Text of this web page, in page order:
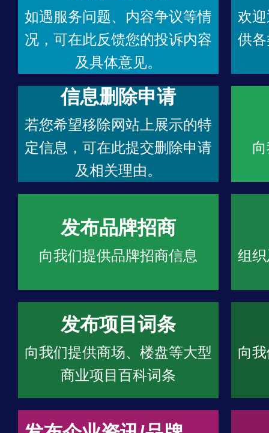
如遇服务问题、内容争议等情
况，可在此反馈您的投诉内容
及具体意见。
欢
供
信息删除申请
若您希望移除网站上展示的特
定信息，可在此提交删除申请
及相关理由。
发布品牌招商
向我们提供品牌招商信息 组
发布项目词条
向我们提供商场、楼盘等大型
商业项目百科词条
向